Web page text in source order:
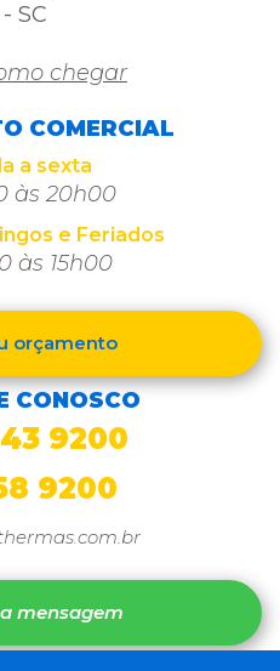
SC
chegar
COMERCIAL
a sexta
às 20h00
e Feriados
às 15h00
orçamento
CONOSCO
9200
9200
mensagem